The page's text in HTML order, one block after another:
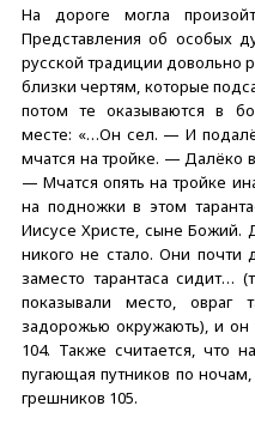
На дороге могла
Представления об особых
русской традиции довольно
близки чертям, которые
потом те оказываются в
месте: «…Он сел. — И
мчатся на тройке. — Далёко
— Мчатся опять на тройке
на подножки в этом
Иисусе Христе, сыне Божий.
никого не стало. Они почти
заместо тарантаса сидит…
показывали место, овраг
задорожью окружають), и он
104. Также считается, что
пугающая путников по
грешников 105.